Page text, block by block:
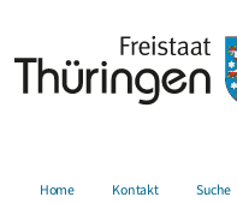
Home Kontakt Suche